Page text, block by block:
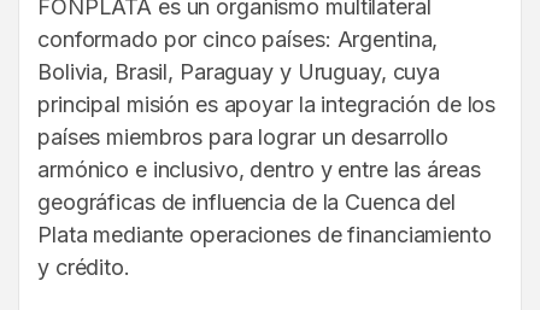
FONPLATA es un organismo multilateral
conformado por cinco países: Argentina,
Bolivia, Brasil, Paraguay y Uruguay, cuya
principal misión es apoyar la integración de los
países miembros para lograr un desarrollo
armónico e inclusivo, dentro y entre las áreas
geográficas de influencia de la Cuenca del
Plata mediante operaciones de financiamiento
y crédito.